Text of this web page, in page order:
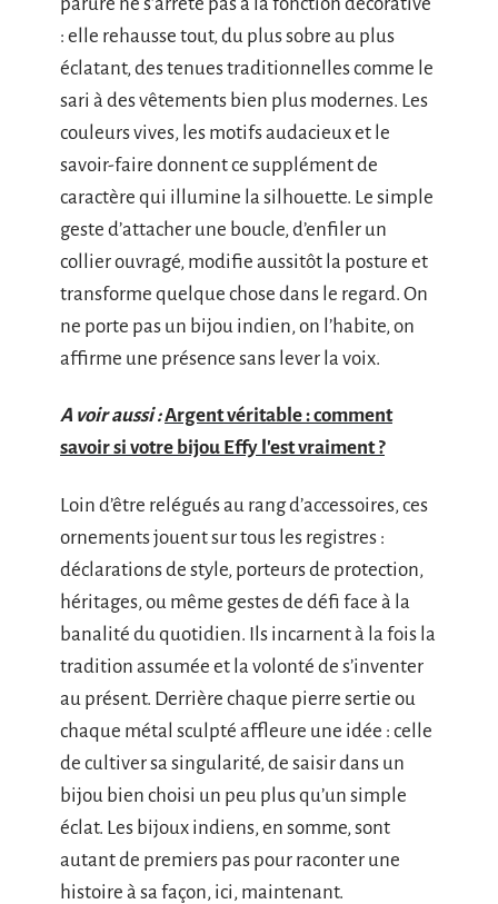
: elle rehausse tout, du plus sobre au plus
éclatant, des tenues traditionnelles comme le
sari à des vêtements bien plus modernes. Les
couleurs vives, les motifs audacieux et le
savoir-faire donnent ce supplément de
caractère qui illumine la silhouette. Le simple
geste d’attacher une boucle, d’enfiler un
collier ouvragé, modifie aussitôt la posture et
transforme quelque chose dans le regard. On
ne porte pas un bijou indien, on l’habite, on
affirme une présence sans lever la voix.
A voir aussi :Argent véritable : comment
savoir si votre bijou Effy l'est vraiment ?
Loin d’être relégués au rang d’accessoires, ces
ornements jouent sur tous les registres :
déclarations de style, porteurs de protection,
héritages, ou même gestes de défi face à la
banalité du quotidien. Ils incarnent à la fois la
tradition assumée et la volonté de s’inventer
au présent. Derrière chaque pierre sertie ou
chaque métal sculpté affleure une idée : celle
de cultiver sa singularité, de saisir dans un
bijou bien choisi un peu plus qu’un simple
éclat. Les bijoux indiens, en somme, sont
autant de premiers pas pour raconter une
histoire à sa façon, ici, maintenant.